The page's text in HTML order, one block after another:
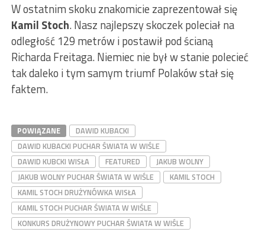
W ostatnim skoku znakomicie zaprezentował się
Kamil Stoch. Nasz najlepszy skoczek poleciał na
odległość 129 metrów i postawił pod ścianą
Richarda Freitaga. Niemiec nie był w stanie polecieć
tak daleko i tym samym triumf Polaków stał się
faktem.
POWIĄZANE
DAWID KUBACKI
DAWID KUBACKI PUCHAR ŚWIATA W WIŚLE
DAWID KUBCKI WISŁA
FEATURED
JAKUB WOLNY
JAKUB WOLNY PUCHAR ŚWIATA W WIŚLE
KAMIL STOCH
KAMIL STOCH DRUŻYNÓWKA WISŁA
KAMIL STOCH PUCHAR ŚWIATA W WIŚLE
KONKURS DRUŻYNOWY PUCHAR ŚWIATA W WIŚLE